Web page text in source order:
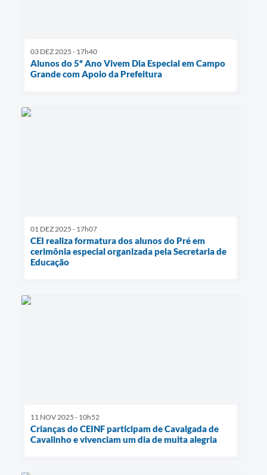
03 DEZ 2025 - 17h40
Alunos do 5º Ano Vivem Dia Especial em Campo
Grande com Apoio da Prefeitura
01 DEZ 2025 - 17h07
CEI realiza formatura dos alunos do Pré em
cerimônia especial organizada pela Secretaria de
Educação
11 NOV 2025 - 10h52
Crianças do CEINF participam de Cavalgada de
Cavalinho e vivenciam um dia de muita alegria